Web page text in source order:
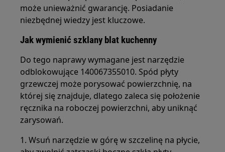
może unieważnić gwarancję. Posiadanie
niezbędnej wiedzy jest kluczowe.
Jak wymienić szklany blat kuchenny
Do tego naprawy wymagane jest narzędzie
odblokowujące 140067355010. Spód płyty
grzewczej może porysować powierzchnię, na
której się znajduje, dlatego zaleca się położenie
ręcznika na roboczej powierzchni, aby uniknąć
zarysowań.
1. Wsuń narzędzie w górę w szczelinę na płycie,